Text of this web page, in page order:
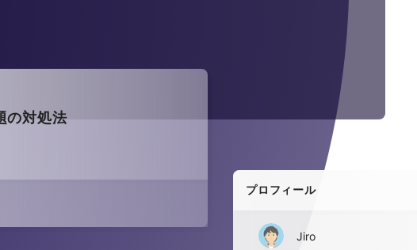
の対処法
プロフィール
Jiro